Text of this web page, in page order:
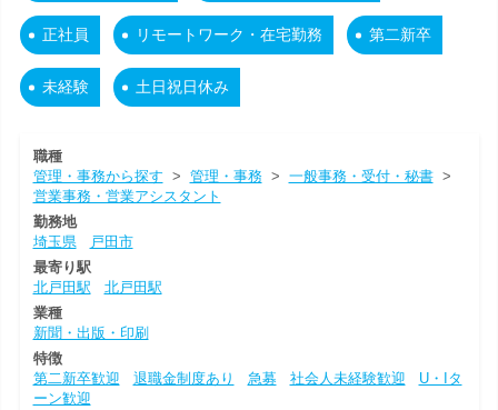
正社員 リモートワーク・在宅勤務 第二新卒
未経験 土日祝日休み
職種
管理・事務から探す > 管理・事務> 一般事務・受付・秘書>
営業事務・営業アシスタント
勤務地
埼玉県
戸田市
最寄り駅
北戸田駅
北戸田駅
業種
新聞・出版・印刷
特徴
第二新卒歓迎
退職金制度あり 急募 社会人未経験歓迎
U・Iタ
ーン歓迎